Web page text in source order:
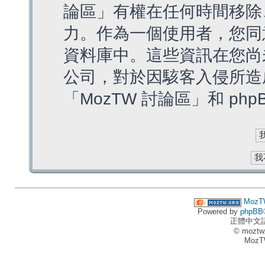
論區」有權在任何時間移
力。作為一個使用者，您
資料庫中。這些資訊在您
公司，對於因駭客入侵所
「MozTW 討論區」和
Powered by phpBB
正體中文
©